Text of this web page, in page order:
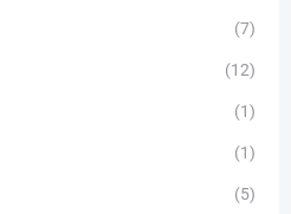
(7)
(12)
(1)
(1)
(5)